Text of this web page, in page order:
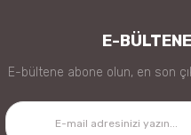
E-
E-bültene abone olun, en son